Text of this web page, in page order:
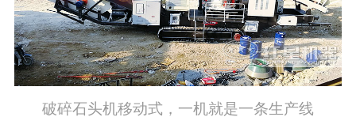
破碎石头机移动式，一机就是一条生产线